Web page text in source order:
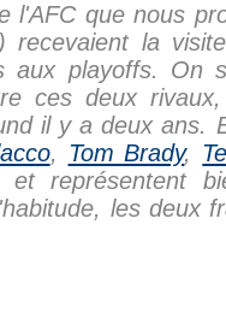
l'AFC que nous
recevaient la
aux playoffs. On
ces deux
il y a deux ans.
, Tom Brady,
et représentent
les deux